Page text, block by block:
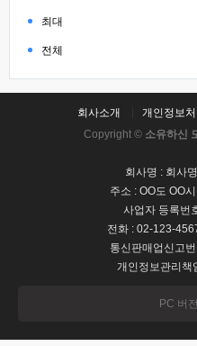
최대
전체
회사소개 개인정보
Copyright © 소유하신
회사명 : 회사
주소 : OO도 OO
사업자 등록번
전화 : 02-123-
통신판매업신고
개인정보관리책
PC 버